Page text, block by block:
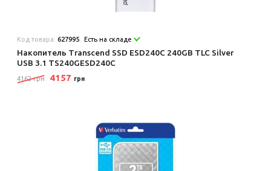
Код товара:627995 Есть на складе
Накопитель Transcend SSD ESD240C 240GB TLC Silver
USB 3.1 TS240GESD240C
4162 грн 4157 грн